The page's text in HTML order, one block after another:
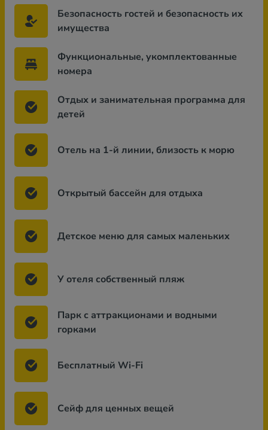
Безопасность гостей и безопасность их
имущества
Функциональные, укомплектованные
номера
Отдых и занимательная программа для
детей
Отель на 1-й линии, близость к морю
Открытый бассейн для отдыха
Детское меню для самых маленьких
У отеля собственный пляж
Парк с аттракционами и водными
горками
Бесплатный Wi-Fi
Сейф для ценных вещей